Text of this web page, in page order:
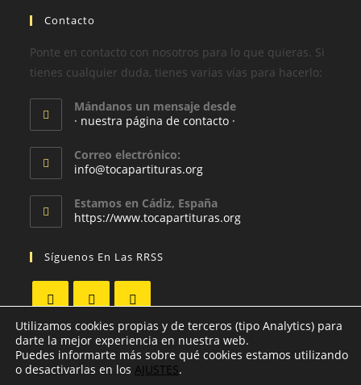
Contacto
Ponte en contacto con nosotros para lo que quieras. Si
tienes cualquier duda, tienes varias vías para hacerlo:
Mándanos un mensaje desde
· nuestra página de contacto ·
Correo electrónico:
info@tocapartituras.org
Estamos en Cádiz, España
https://www.tocapartituras.org
Síguenos En Las RRSS
Utilizamos cookies propias y de terceros (tipo Analytics) para
darte la mejor experiencia en nuestra web.
Puedes informarte más sobre qué cookies estamos utilizando
o desactivarlas en los AJUSTES.